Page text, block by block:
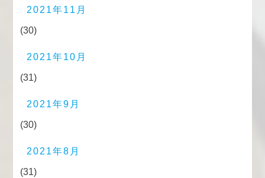
2021年11月
(30)
2021年10月
(31)
2021年9月
(30)
2021年8月
(31)